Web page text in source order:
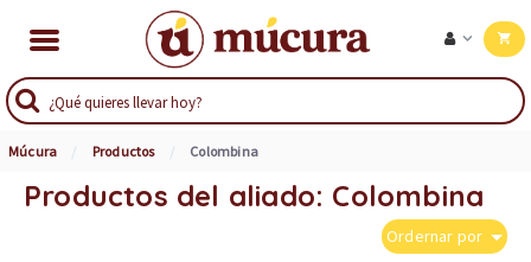
Múcura Productos Colombina
Productos del aliado: Colombina
Ordernar por